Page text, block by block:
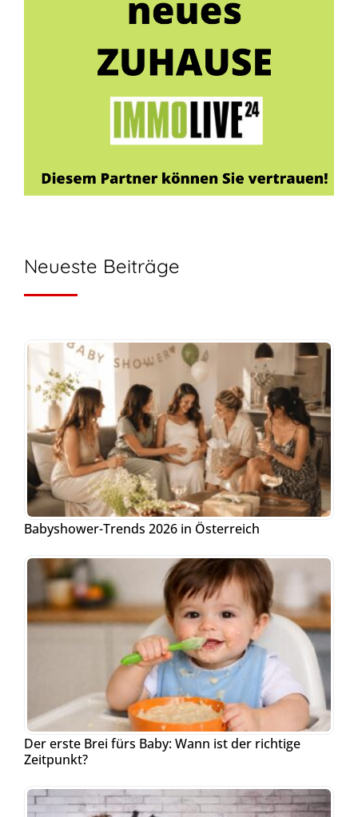
Neueste Beiträge
Babyshower-Trends 2026 in Österreich
Der erste Brei fürs Baby: Wann ist der richtige
Zeitpunkt?